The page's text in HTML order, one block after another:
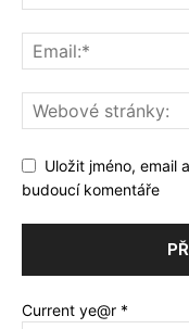
Uložit jméno, email
budoucí komentáře
Current ye@r *